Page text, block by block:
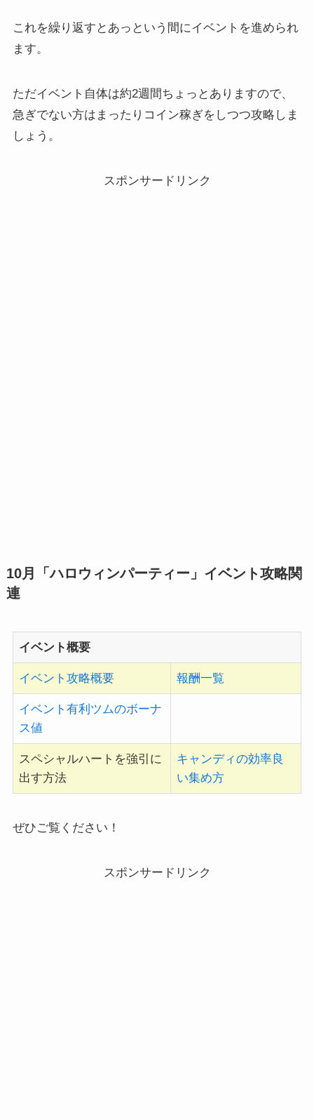
これを繰り返すとあっという間にイベントを進められ
ます。
ただイベント自体は約2週間ちょっとありますので、
急ぎでない方はまったりコイン稼ぎをしつつ攻略しま
しょう。
スポンサードリンク
10月「ハロウィンパーティー」イベント攻略関
連
イベント概要
イベント攻略概要 報酬一覧
イベント有利ツムのボーナ
ス値
スペシャルハートを強引に
出す方法
キャンディの効率良
い集め方
ぜひご覧ください！
スポンサードリンク